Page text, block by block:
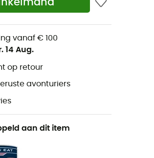
vanaf € 100
14 Aug.
op retour
avonturiers
aan dit item